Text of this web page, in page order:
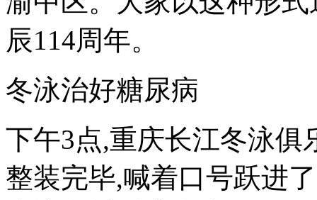
辰114周年。
冬泳治好糖尿病
下午3点,重庆长江冬泳俱
整装完毕,喊着口号跃进